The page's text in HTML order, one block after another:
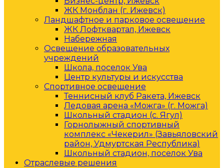
ЖК Монблан (г. Ижевск)
Ландшафтное и парковое освещение
ЖК Лофтквартал, Ижевск
Набережная
Освещение образовательных
учреждений
Школа, поселок Ува
Центр культуры и искусства
Спортивное освещение
Теннисный клуб Ракета, Ижевск
Ледовая арена «Можга» (г. Можга)
Школьный стадион (с. Ягул)
Горнолыжный спортивный
комплекс «Чекерил» (Завьяловский
район, Удмуртская Республика)
Школьный стадион, поселок Ува
Отраслевые решения